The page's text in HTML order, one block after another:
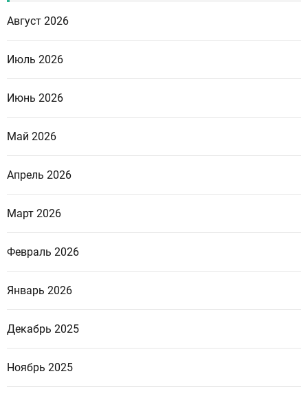
Август 2026
Июль 2026
Июнь 2026
Май 2026
Апрель 2026
Март 2026
Февраль 2026
Январь 2026
Декабрь 2025
Ноябрь 2025